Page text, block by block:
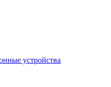
устройства